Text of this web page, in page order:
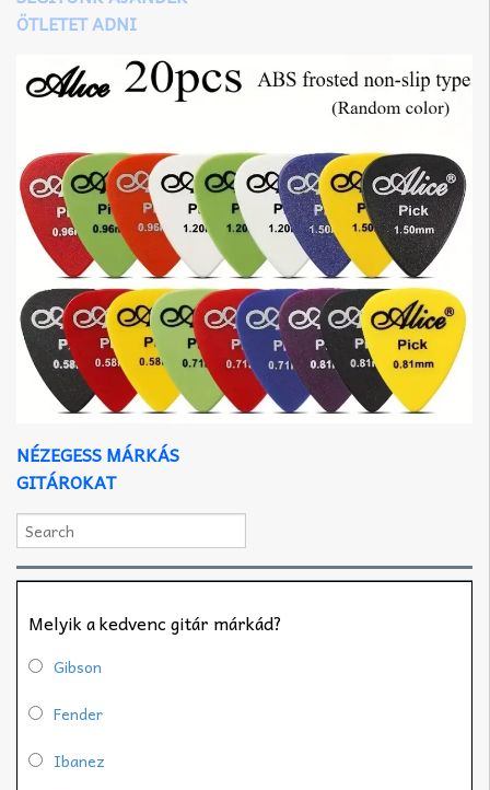
ÖTLETET ADNI
NÉZEGESS MÁRKÁS
GITÁROKAT
Melyik a kedvenc gitár márkád?
Gibson
Fender
Ibanez